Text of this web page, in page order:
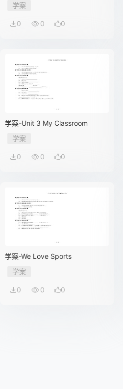
学案
0 0 0
学案-Unit 3 My Classroom
学案
0 0 0
学案-We Love Sports
学案
0 0 0